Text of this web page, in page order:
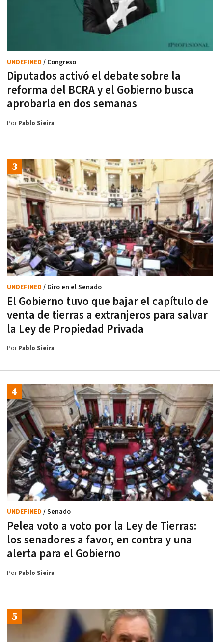
Diputados activó el debate sobre la
reforma del BCRA y el Gobierno busca
aprobarla en dos semanas
UNDEFINED / Congreso
PorPablo Sieira
El Gobierno tuvo que bajar el capítulo de
venta de tierras a extranjeros para salvar
la Ley de Propiedad Privada
UNDEFINED / Giro en el Senado
PorPablo Sieira
Pelea voto a voto por la Ley de Tierras:
los senadores a favor, en contra y una
alerta para el Gobierno
UNDEFINED / Senado
PorPablo Sieira